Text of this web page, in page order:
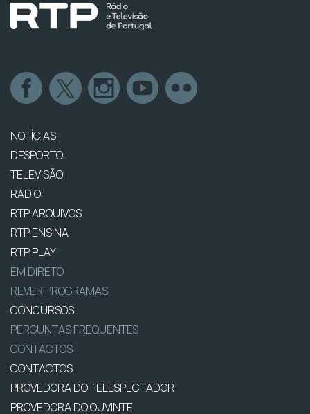
NOTÍCIAS
DESPORTO
TELEVISÃO
RÁDIO
RTP ARQUIVOS
RTP ENSINA
RTP PLAY
EM DIRETO
REVER PROGRAMAS
CONCURSOS
PERGUNTAS FREQUENTES
CONTACTOS
CONTACTOS
PROVEDORA DO TELESPECTADOR
PROVEDORA DO OUVINTE